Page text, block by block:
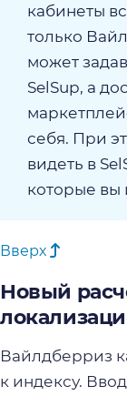
кабинеты
только
может
SelSup, а
себя. При
видеть в
которые вы
Вверх
Новый
Вайлдберриз
к индексу.